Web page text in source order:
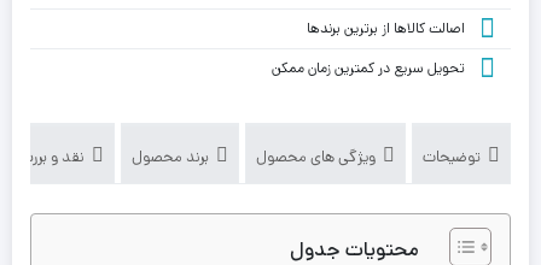
اصالت کالاها از برترین برندها
تحویل سریع در کمترین زمان ممکن
توضیحات ویژگی های محصول برند محصول نقد و بررسی‌ها
محتویات جدول